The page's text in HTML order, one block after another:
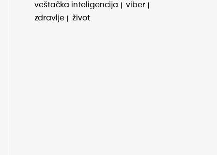
veštačka inteligencija
viber
zdravlje
život